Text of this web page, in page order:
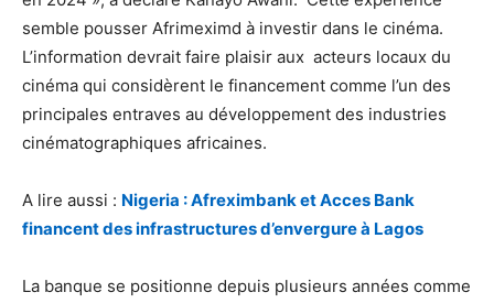
semble pousser Afrimeximd à investir dans le cinéma.
L’information devrait faire plaisir aux acteurs locaux du
cinéma qui considèrent le financement comme l’un des
principales entraves au développement des industries
cinématographiques africaines.
A lire aussi : Nigeria : Afreximbank et Acces Bank
financent des infrastructures d’envergure à Lagos
La banque se positionne depuis plusieurs années comme